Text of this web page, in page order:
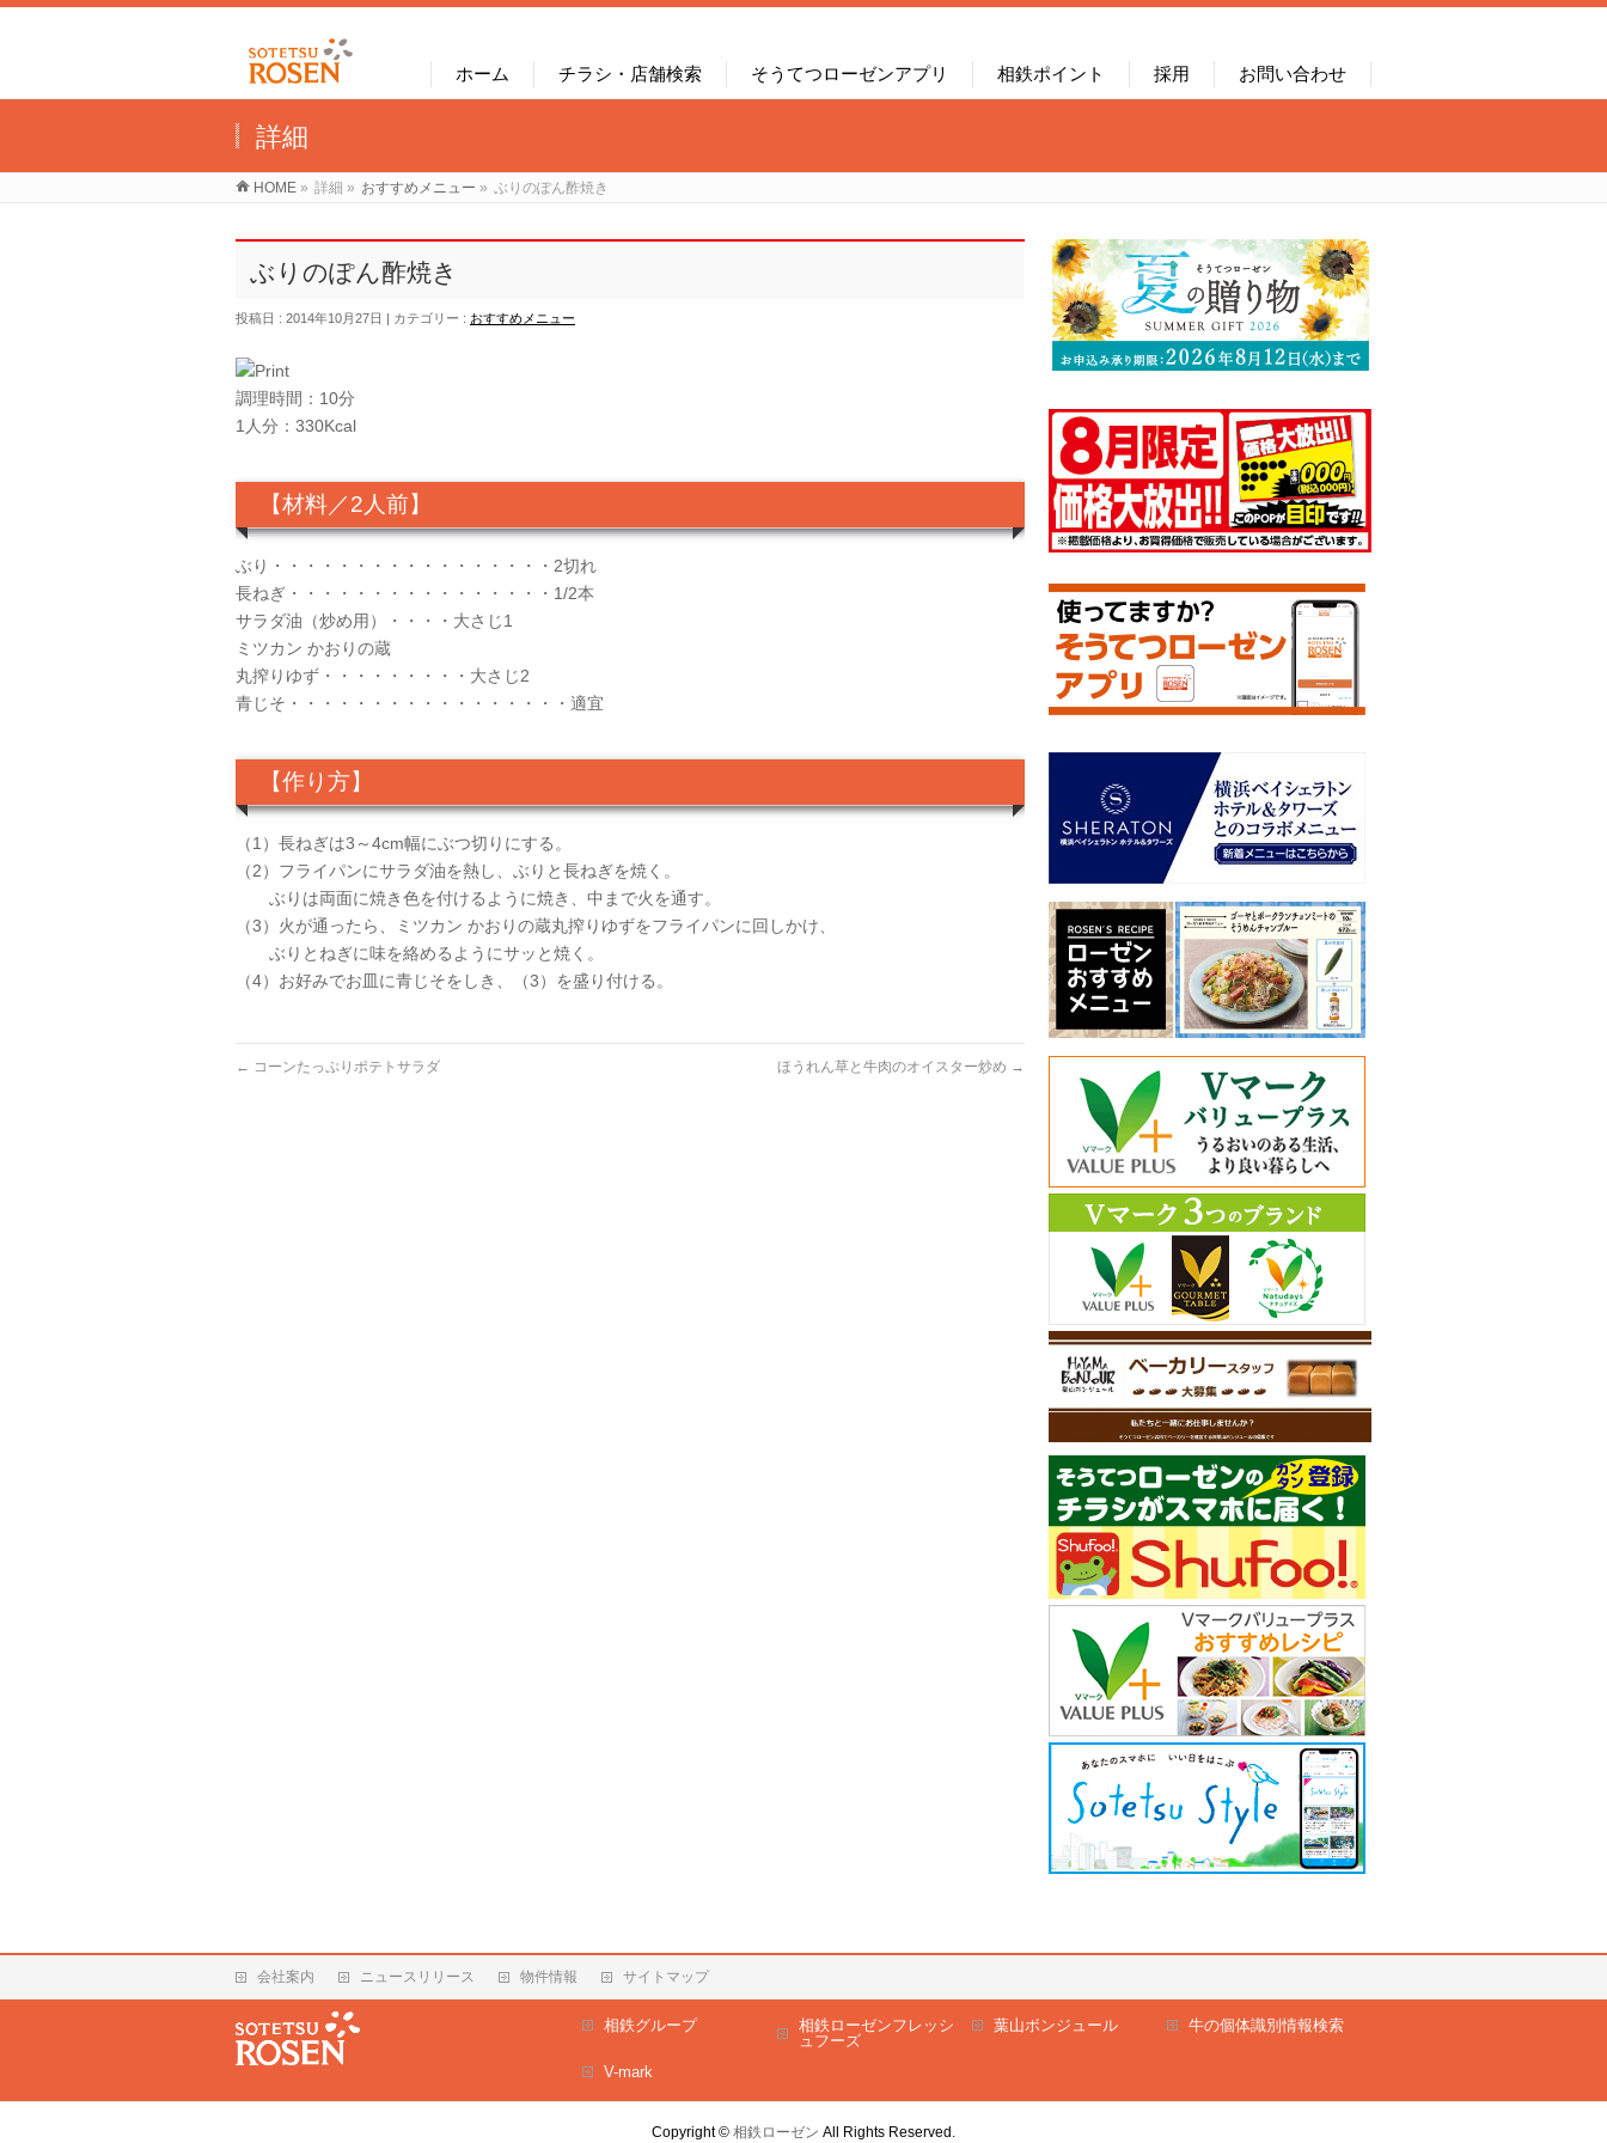
ホーム チラシ・店舗検索 そうてつローゼンアプリ 相鉄ポイント 採用 お問い合わせ
詳細
HOME » 詳細 » おすすめメニュー » ぶりのぽん酢焼き
ぶりのぽん酢焼き
投稿日 : 2014年10月27日 カテゴリー : おすすめメニュー
調理時間：10分
1人分：330Kcal
【材料／2人前】
ぶり・・・・・・・・・・・・・・・・・2切れ
長ねぎ・・・・・・・・・・・・・・・・1/2本
サラダ油（炒め用）・・・・大さじ1
ミツカン かおりの蔵
丸搾りゆず・・・・・・・・・大さじ2
青じそ・・・・・・・・・・・・・・・・・適宜
【作り方】
（1）長ねぎは3～4cm幅にぶつ切りにする。
（2）フライパンにサラダ油を熱し、ぶりと長ねぎを焼く。
ぶりは両面に焼き色を付けるように焼き、中まで火を通す。
（3）火が通ったら、ミツカン かおりの蔵丸搾りゆずをフライパンに回しかけ、
ぶりとねぎに味を絡めるようにサッと焼く。
（4）お好みでお皿に青じそをしき、（3）を盛り付ける。
← コーンたっぷりポテトサラダ ほうれん草と牛肉のオイスター炒め →
会社案内 ニュースリリース 物件情報 サイトマップ
相鉄グループ
相鉄ローゼンフレッシ
ュフーズ
葉山ボンジュール 牛の個体識別情報検索
V-mark
Copyright © 相鉄ローゼン All Rights Reserved.